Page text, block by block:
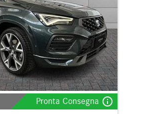
Pronta Consegna info_outline